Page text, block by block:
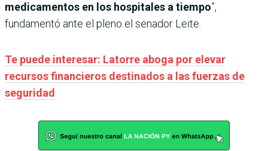
medicamentos en los hospitales a tiempo”,
fundamentó ante el pleno el senador Leite.
Te puede interesar: Latorre aboga por elevar
recursos financieros destinados a las fuerzas de
seguridad